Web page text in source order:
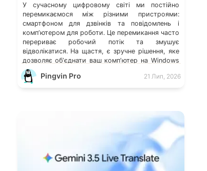
У сучасному цифровому світі ми постійно
перемикаємося між різними пристроями:
смартфоном для дзвінків та повідомлень і
компʼютером для роботи. Це перемикання часто
перериває робочий потік та змушує
відволікатися. На щастя, є зручне рішення, яке
дозволяє обʼєднати ваш компʼютер на Windows
із мобільним пристроєм, чи то Android, чи iOS.
Йдеться про застосунок Звʼязок зі смартфоном
Pingvin Pro 21 Лип, 2026